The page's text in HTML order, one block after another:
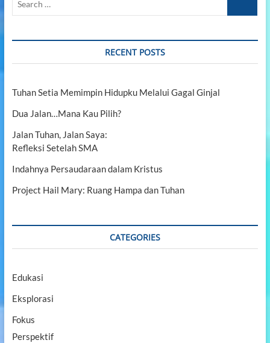
e
k
i
n
o
a
w
i
r
a
k
e
n
d
h
r
a
o
r
h
RECENT POSTS
Tuhan Setia Memimpin Hidupku Melalui Gagal Ginjal
Dua Jalan…Mana Kau Pilih?
Jalan Tuhan, Jalan Saya:
Refleksi Setelah SMA
Indahnya Persaudaraan dalam Kristus
Project Hail Mary: Ruang Hampa dan Tuhan
CATEGORIES
Edukasi
Eksplorasi
Fokus
Perspektif